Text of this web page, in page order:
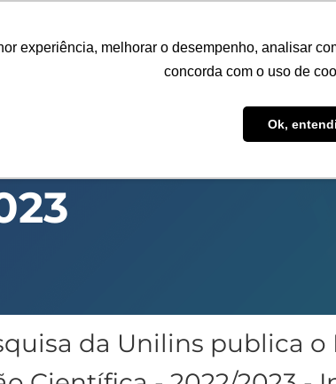
experiência, melhorar o desempenho, analisar
concorda com o uso de
Ok,
PÓS-GRADUAÇÃO CAPACITAÇÃO
da Unilins publica